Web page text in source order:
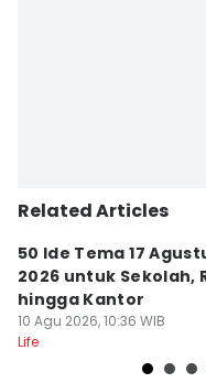
Related Articles
50 Ide Tema 17
2026 untuk Sekolah,
hingga Kantor
10 Agu 2026, 10:36 WIB
Life